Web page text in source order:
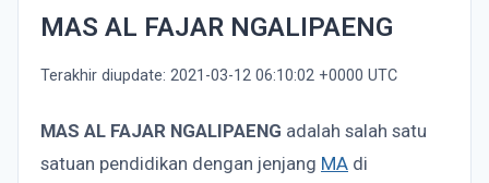
MAS AL FAJAR NGALIPAENG
Terakhir diupdate: 2021-03-12 06:10:02 +0000 UTC
MAS AL FAJAR NGALIPAENG adalah salah satu
satuan pendidikan dengan jenjang MA di